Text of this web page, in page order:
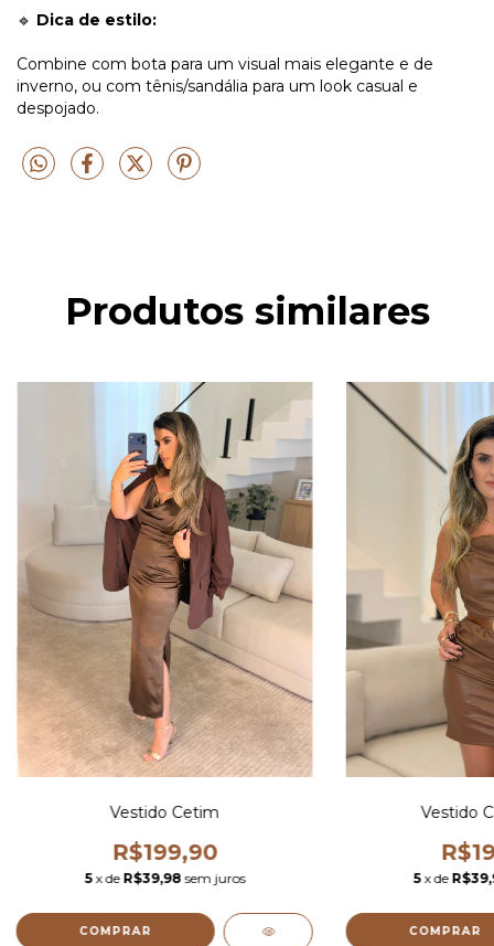
🔹 Dica de estilo:
Combine com bota para um visual mais elegante e de
inverno, ou com tênis/sandália para um look casual e
despojado.
Produtos similares
Vestido Cetim
R$199,90
5 x de R$39,98 sem juros
COMPRAR
Vestido
5 x de
COMPRAR